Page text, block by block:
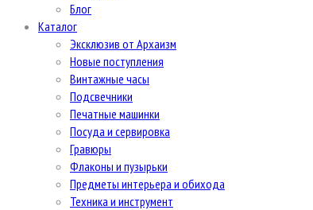
Блог
Каталог
Эксклюзив от Архаизм
Новые поступления
Винтажные часы
Подсвечники
Печатные машинки
Посуда и сервировка
Гравюры
Флаконы и пузырьки
Предметы интерьера и обихода
Техника и инструмент